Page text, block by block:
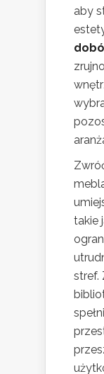
aby
takie
stref.